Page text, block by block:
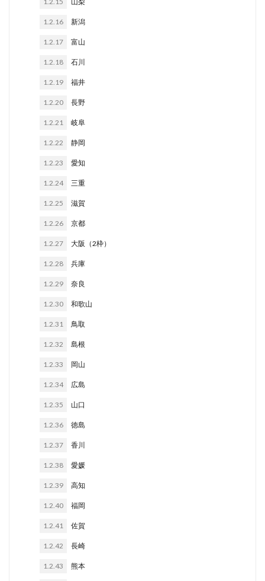
1.2.16 新潟
1.2.17 富山
1.2.18 石川
1.2.19 福井
1.2.20 長野
1.2.21 岐阜
1.2.22 静岡
1.2.23 愛知
1.2.24 三重
1.2.25 滋賀
1.2.26 京都
1.2.27 大阪（2枠）
1.2.28 兵庫
1.2.29 奈良
1.2.30 和歌山
1.2.31 鳥取
1.2.32 島根
1.2.33 岡山
1.2.34 広島
1.2.35 山口
1.2.36 徳島
1.2.37 香川
1.2.38 愛媛
1.2.39 高知
1.2.40 福岡
1.2.41 佐賀
1.2.42 長崎
1.2.43 熊本